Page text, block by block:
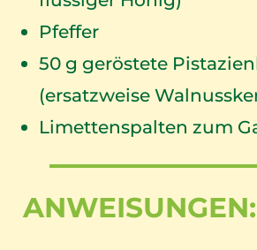
Pfeffer
50g geröstete
(ersatzweise
Limettenspalten zum
ANWEISUNGEN: